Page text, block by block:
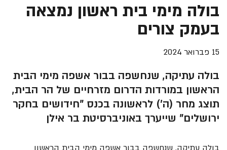
בולה מימי בית ראשון נמצאה
בעמק צורים
15 פברואר 2024
בולה עתיקה, שנחשפה בבור אשפה מימי הבית
הראשון במורדות הדרום מזרחיים של הר הבית,
תוצג מחר (ה') לראשונה בכנס "חידושים בחקר
ירושלים" שייערך באוניברסיטת בר אילן